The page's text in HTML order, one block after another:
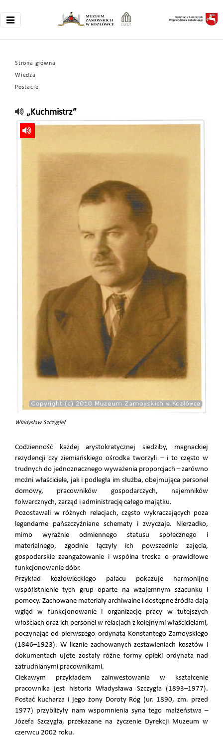
Strona główna
Wiedza
Postacie
„Kuchmistrz”
Władysław Szczygieł
Codzienność każdej arystokratycznej siedziby, magnackiej
rezydencji czy ziemiańskiego ośrodka tworzyli – i to często w
trudnych do jednoznacznego wyważenia proporcjach – zarówno
możni właściciele, jak i podległa im służba, obejmująca personel
domowy, pracowników gospodarczych, najemników
folwarcznych, zarząd i administrację całego majątku.
Pozostawali w różnych relacjach, często wykraczających poza
legendarne pańszczyźniane schematy i zwyczaje. Nierzadko,
mimo wyraźnie odmiennego statusu społecznego i
materialnego, zgodnie łączyły ich powszednie zajęcia,
gospodarskie zaangażowanie i wspólna troska o prawidłowe
funkcjonowanie dóbr.
Przykład kozłowieckiego pałacu pokazuje harmonijne
współistnienie tych grup oparte na wzajemnym szacunku i
pomocy. Zachowane materiały archiwalne i dostępne źródła dają
wgląd w funkcjonowanie i organizację pracy w tutejszych
włościach oraz ich personel w relacjach z kolejnymi właścicielami,
poczynając od pierwszego ordynata Konstantego Zamoyskiego
(1846–1923). W licznie zachowanych zestawieniach kosztów i
dokumentach ujęte zostały różne formy opieki ordynata nad
zatrudnianymi pracownikami.
Ciekawym przykładem zainwestowania w kształcenie
pracownika jest historia Władysława Szczygła (1893–1977).
Postać kucharza i jego żony Doroty Róg (ur. 1890, zm. przed
1977) przybliżyły nam wspomnienia syna tego małżeństwa –
Józefa Szczygła, przekazane na życzenie Dyrekcji Muzeum w
czerwcu 2002 roku.